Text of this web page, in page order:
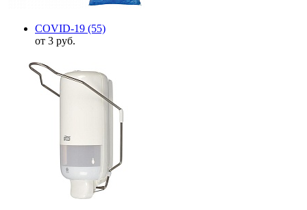
COVID-19 (55)
от 3 руб.